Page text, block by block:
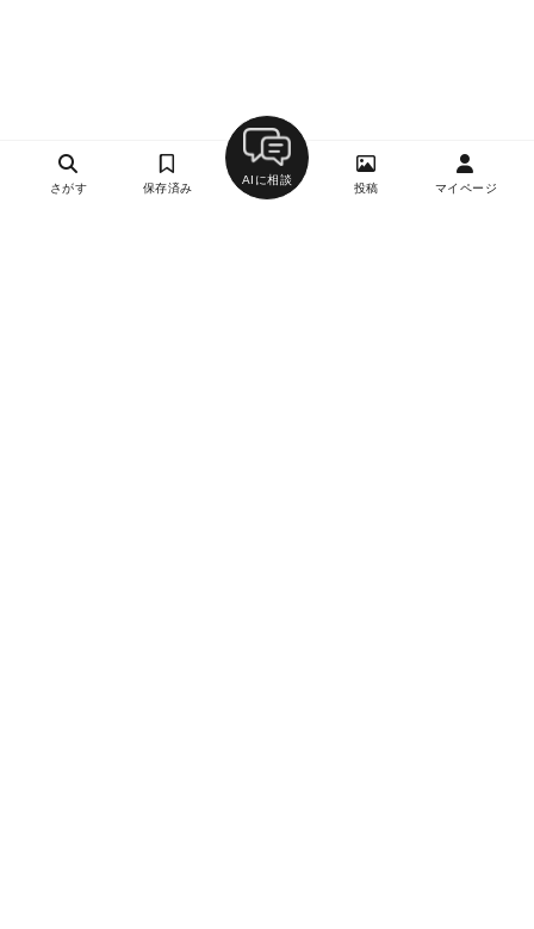
さがす 保存済み
AIに相談
投稿 マイページ